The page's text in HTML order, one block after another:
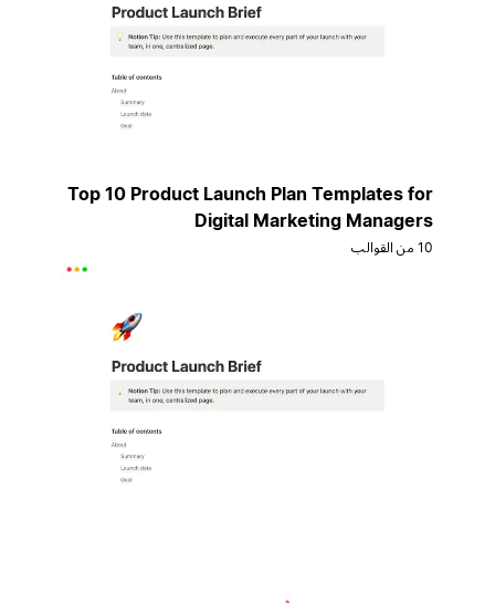
Top 10 Product Launch Plan Templates for
Digital Marketing Managers